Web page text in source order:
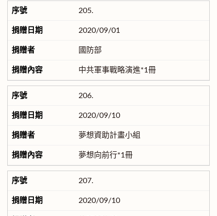
205.
2020/09/01
國防部
中共軍事戰略演進*1冊
206.
2020/09/10
夢想資助計畫小組
夢想向前行*1冊
207.
2020/09/10